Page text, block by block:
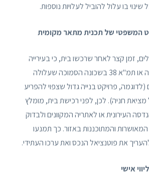
בו עלול להוביל לעלויות נוספות.
זמן קצר לאחר שרכשו בית, כי בעירייה
מקודמת תכנית בנייה או תמ"א 38 בשכונה הסמוכה שעלולה
(לדוגמה, פרויקט בנייה גדול שצפוי להפריע
חניה). לכן, לפני רכישת בית, מומלץ
העירונית או לאתריה המקוונים ולבדוק
והמתוכננות באזור. כך תמנעו
את פוטנציאל הנכס ואת ערכו העתידי.